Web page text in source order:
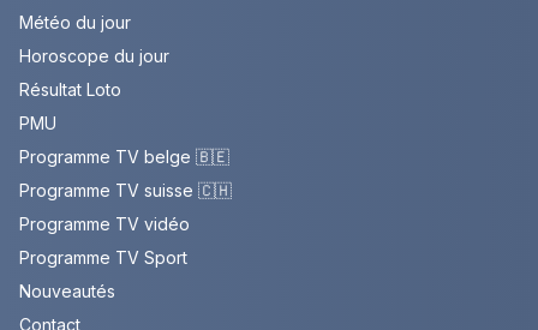
Météo du jour
Horoscope du jour
Résultat Loto
PMU
Programme TV belge 🇧🇪
Programme TV suisse 🇨🇭
Programme TV vidéo
Programme TV Sport
Nouveautés
Contact